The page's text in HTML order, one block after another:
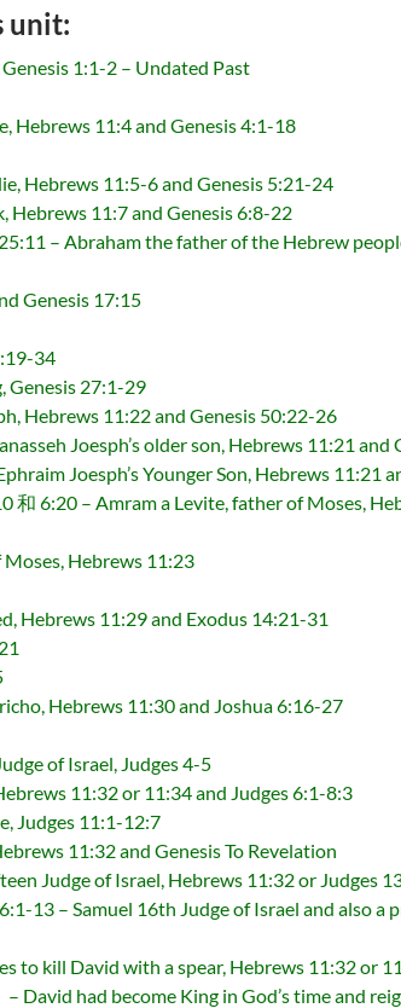
unit:
1:1-2 – Undated Past
Hebrews 11:4 and Genesis 4:1-18
Hebrews 11:5-6 and Genesis 5:21-24
11:7 and Genesis 6:8-22
– Abraham the father of the Hebrew
Genesis 17:15
34
Genesis 27:1-29
Hebrews 11:22 and Genesis 50:22-26
Joesph’s older son, Hebrews 11:21 and
Joesph’s Younger Son, Hebrews 11:21
6:20 – Amram a Levite, father of Moses,
Hebrews 11:23
Hebrews 11:29 and Exodus 14:21-31
Hebrews 11:30 and Joshua 6:16-27
of Israel, Judges 4-5
11:32 or 11:34 and Judges 6:1-8:3
Judges 11:1-12:7
11:32 and Genesis To Revelation
Judge of Israel, Hebrews 11:32 or Judges
– Samuel 16th Judge of Israel and also a
kill David with a spear, Hebrews 11:32 or
had become King in God’s time and